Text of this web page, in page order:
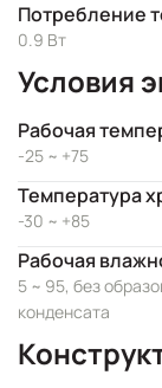
Потребление
0.9 Вт
Условия
Рабочая
-25 ~ +75
Температура
-30 ~ +85
Рабочая
5 ~ 95, без
конденсата